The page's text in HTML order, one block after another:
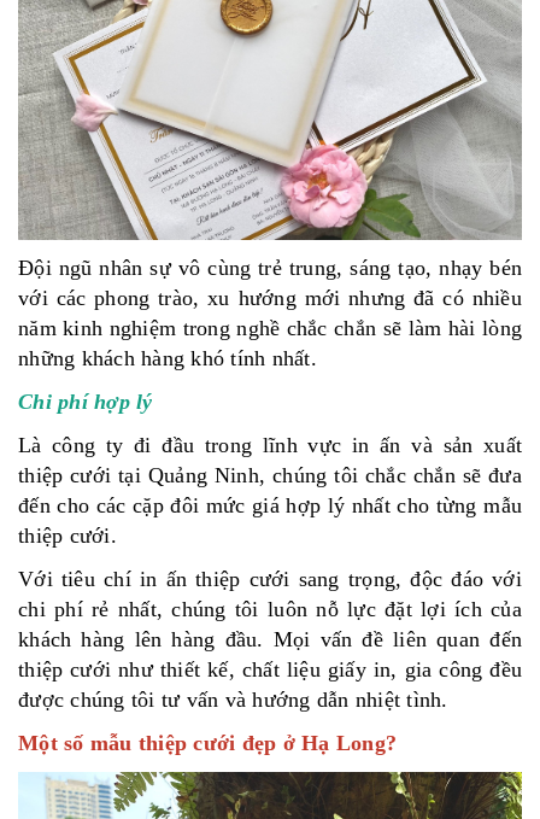
Đội ngũ nhân sự vô cùng trẻ trung, sáng tạo, nhạy bén
với các phong trào, xu hướng mới nhưng đã có nhiều
năm kinh nghiệm trong nghề chắc chắn sẽ làm hài lòng
những khách hàng khó tính nhất.
Chi phí hợp lý
Là công ty đi đầu trong lĩnh vực in ấn và sản xuất
thiệp cưới tại Quảng Ninh, chúng tôi chắc chắn sẽ đưa
đến cho các cặp đôi mức giá hợp lý nhất cho từng mẫu
thiệp cưới.
Với tiêu chí in ấn thiệp cưới sang trọng, độc đáo với
chi phí rẻ nhất, chúng tôi luôn nỗ lực đặt lợi ích của
khách hàng lên hàng đầu. Mọi vấn đề liên quan đến
thiệp cưới như thiết kế, chất liệu giấy in, gia công đều
được chúng tôi tư vấn và hướng dẫn nhiệt tình.
Một số mẫu thiệp cưới đẹp ở Hạ Long?